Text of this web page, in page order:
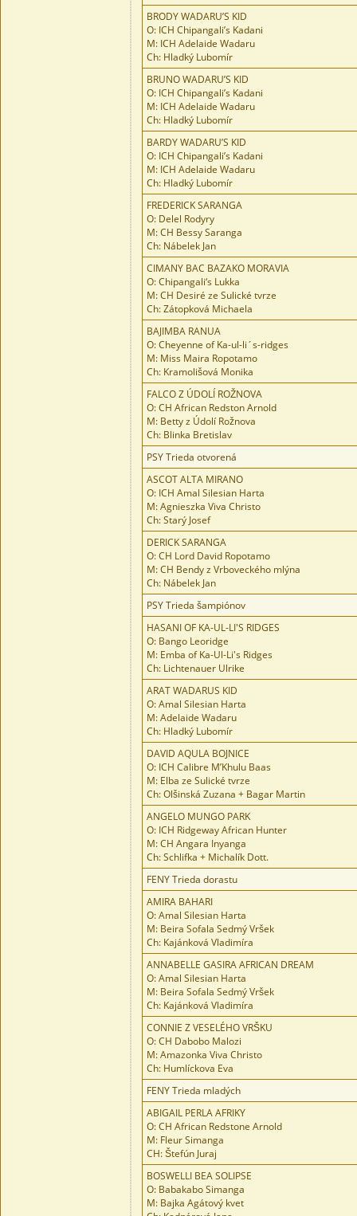
BRODY WADARU’S KID
O: ICH Chipangali’s Kadani
M: ICH Adelaide Wadaru
Ch: Hladký Lubomír
BRUNO WADARU’S KID
O: ICH Chipangali’s Kadani
M: ICH Adelaide Wadaru
Ch: Hladký Lubomír
BARDY WADARU’S KID
O: ICH Chipangali’s Kadani
M: ICH Adelaide Wadaru
Ch: Hladký Lubomír
FREDERICK SARANGA
O: Delel Rodyry
M: CH Bessy Saranga
Ch: Nábelek Jan
CIMANY BAC BAZAKO MORAVIA
O: Chipangali‘s Lukka
M: CH Desiré ze Sulické tvrze
Ch: Zátopková Michaela
BAJIMBA RANUA
O: Cheyenne of Ka-ul-li´s-ridges
M: Miss Maira Ropotamo
Ch: Kramolišová Monika
FALCO Z ÚDOLÍ ROŽNOVA
O: CH African Redston Arnold
M: Betty z Údolí Rožnova
Ch: Blinka Bretislav
PSY Trieda otvorená
ASCOT ALTA MIRANO
O: ICH Amal Silesian Harta
M: Agnieszka Viva Christo
Ch: Starý Josef
DERICK SARANGA
O: CH Lord David Ropotamo
M: CH Bendy z Vrboveckého mlýna
Ch: Nábelek Jan
PSY Trieda šampiónov
HASANI OF KA-UL-LI'S RIDGES
O: Bango Leoridge
M: Emba of Ka-Ul-Li's Ridges
Ch: Lichtenauer Ulrike
ARAT WADARUS KID
O: Amal Silesian Harta
M: Adelaide Wadaru
Ch: Hladký Lubomír
DAVID AQULA BOJNICE
O: ICH Calibre M’Khulu Baas
M: Elba ze Sulické tvrze
Ch: Olšinská Zuzana + Bagar Martin
ANGELO MUNGO PARK
O: ICH Ridgeway African Hunter
M: CH Angara Inyanga
Ch: Schlifka + Michalík Dott.
FENY Trieda dorastu
AMIRA BAHARI
O: Amal Silesian Harta
M: Beira Sofala Sedmý Vršek
Ch: Kajánková Vladimíra
ANNABELLE GASIRA AFRICAN DREAM
O: Amal Silesian Harta
M: Beira Sofala Sedmý Vršek
Ch: Kajánková Vladimíra
CONNIE Z VESELÉHO VRŠKU
O: CH Dabobo Malozi
M: Amazonka Viva Christo
Ch: Humlíckova Eva
FENY Trieda mladých
ABIGAIL PERLA AFRIKY
O: CH African Redstone Arnold
M: Fleur Simanga
CH: Štefún Juraj
BOSWELLI BEA SOLIPSE
O: Babakabo Simanga
M: Bajka Agátový kvet